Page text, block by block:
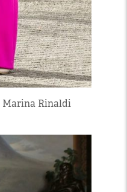
Marina Rinaldi